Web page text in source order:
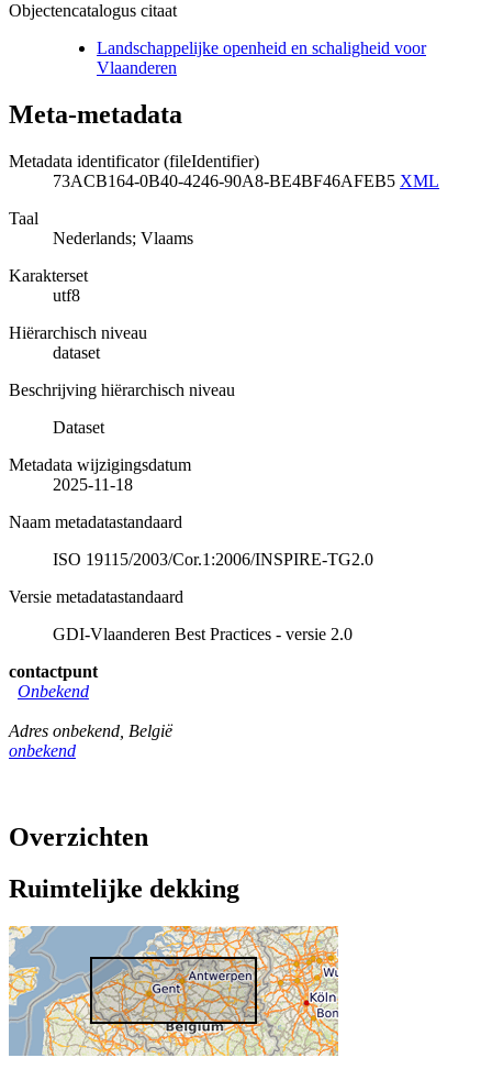
Objectencatalogus citaat
Landschappelijke openheid en schaligheid voor
Vlaanderen
Meta-metadata
Metadata identificator (fileIdentifier)
73ACB164-0B40-4246-90A8-BE4BF46AFEB5 XML
Taal
Nederlands; Vlaams
Karakterset
utf8
Hiërarchisch niveau
dataset
Beschrijving hiërarchisch niveau
Dataset
Metadata wijzigingsdatum
2025-11-18
Naam metadatastandaard
ISO 19115/2003/Cor.1:2006/INSPIRE-TG2.0
Versie metadatastandaard
GDI-Vlaanderen Best Practices - versie 2.0
contactpunt
Onbekend
Adres onbekend België
onbekend
Overzichten
Ruimtelijke dekking